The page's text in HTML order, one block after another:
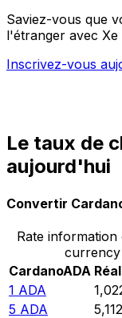
Saviez-vous que
l'étranger avec Xe
Inscrivez-vous
Le taux de
aujourd'hui
Convertir
Rate information
CardanoADA
1 ADA
5 ADA